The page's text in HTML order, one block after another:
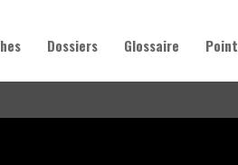
Dossiers Glossaire